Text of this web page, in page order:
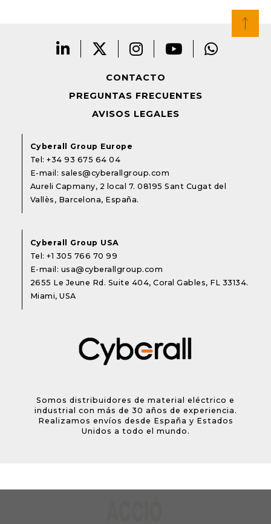
CONTACTO
PREGUNTAS FRECUENTES
AVISOS LEGALES
Cyberall Group Europe
Tel:+34 93 675 64 04
E-mail: sales@cyberallgroup.com
Aureli Capmany, 2 local 7. 08195 Sant Cugat del
Vallès, Barcelona, España.
Cyberall Group USA
Tel:+1 305 766 70 99
E-mail: usa@cyberallgroup.com
2655 Le Jeune Rd. Suite 404, Coral Gables, FL 33134.
Miami, USA
Somos distribuidores de material eléctrico e
industrial con más de 30 años de experiencia.
Realizamos envíos desde España y Estados
Unidos a todo el mundo.